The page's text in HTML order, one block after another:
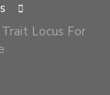
Locus For